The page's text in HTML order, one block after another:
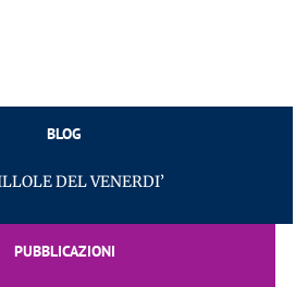
BLOG
DEL VENERDI’
PUBBLICAZIONI